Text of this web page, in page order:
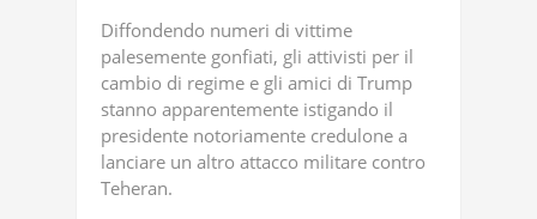
Diffondendo numeri di vittime
palesemente gonfiati, gli attivisti per il
cambio di regime e gli amici di Trump
stanno apparentemente istigando il
presidente notoriamente credulone a
lanciare un altro attacco militare contro
Teheran.